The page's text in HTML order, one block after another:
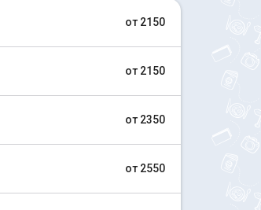
от 2150
от 2150
от 2350
от 2550